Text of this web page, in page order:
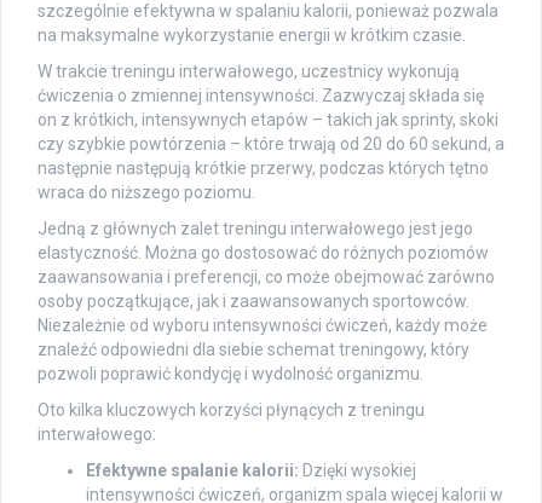
szczególnie efektywna w spalaniu kalorii, ponieważ pozwala
na maksymalne wykorzystanie energii w krótkim czasie.
W trakcie treningu interwałowego, uczestnicy wykonują
ćwiczenia o zmiennej intensywności. Zazwyczaj składa się
on z krótkich, intensywnych etapów – takich jak sprinty, skoki
czy szybkie powtórzenia – które trwają od 20 do 60 sekund, a
następnie następują krótkie przerwy, podczas których tętno
wraca do niższego poziomu.
Jedną z głównych zalet treningu interwałowego jest jego
elastyczność. Można go dostosować do różnych poziomów
zaawansowania i preferencji, co może obejmować zarówno
osoby początkujące, jak i zaawansowanych sportowców.
Niezależnie od wyboru intensywności ćwiczeń, każdy może
znaleźć odpowiedni dla siebie schemat treningowy, który
pozwoli poprawić kondycję i wydolność organizmu.
Oto kilka kluczowych korzyści płynących z treningu
interwałowego:
Efektywne spalanie kalorii: Dzięki wysokiej
intensywności ćwiczeń, organizm spala więcej kalorii w